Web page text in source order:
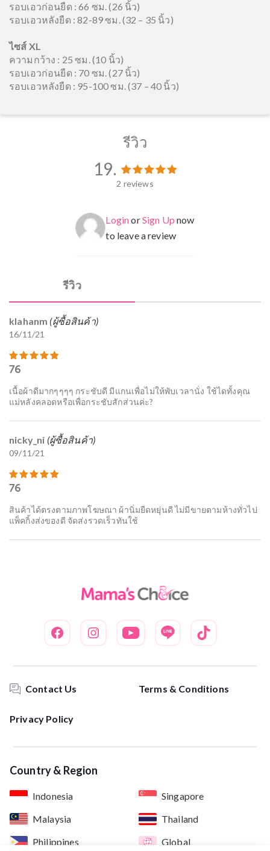
รอบเอวก่อนยืด : 66 ซม. (26 นิ้ว)
รอบเอวหลังยืด : 82-89 ซม. (32 – 35 นิ้ว)
ไซส์ XL
ความกว้าง : 25 ซม. (10 นิ้ว)
รอบเอวก่อนยืด : 70 ซม. (27 นิ้ว)
รอบเอวหลังยืด : 95-100 ซม. (37 – 40 นิ้ว)
รีวิว
19.
ให้คะแนน
2
2 reviews
LoginorSign Up now
to leave a review
รีวิว
klahanm (ผู้ซื้อสินค้า)
16/11/21
ให้คะแนน
76
เนื้อผ้าดีมากๆๆๆๆ กระชับดี มีแกนเพื่อไม่ให้พับเวลานั่ง ใช้ไดทั้งคุณ
แม่หลังคลอดหรือเพื่อกระชับสักส่วนค่ะ?
nicky_ni (ผู้ซื้อสินค้า)
09/11/21
ให้คะแนน
76
สินค้า​ได้​ตรง​ตาม​ภาพ​โฆษณา​ ​ผ้านิ่มยืดหยุ่น​ดี ไม่มีขายตามห้างทั่วไป​
แพ็ค​กิ้ง​ส่ง​ของ​ดี​ จัดส่ง​รวดเร็วทันใช้
Contact Us Terms & Conditions
Privacy Policy
Country & Region
Indonesia
Singapore
Malaysia
Thailand
Philippines
Global